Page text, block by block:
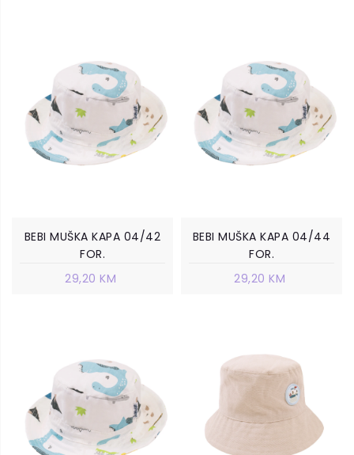
BEBI MUŠKA KAPA 04/42
FOR.
29,20 KM
BEBI MUŠKA KAPA 04/44
FOR.
29,20 KM